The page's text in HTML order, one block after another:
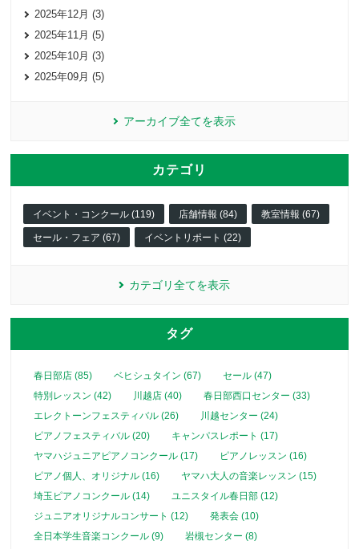
2025年12月 (3)
2025年11月 (5)
2025年10月 (3)
2025年09月 (5)
アーカイブ全てを表示
カテゴリ
イベント・コンクール (119) 店舗情報 (84) 教室情報 (67)
セール・フェア (67) イベントリポート (22)
カテゴリ全てを表示
タグ
春日部店 (85) ベヒシュタイン (67)
セール (47)
特別レッスン (42)
川越店 (40)
春日部西口センター (33)
エレクトーンフェスティバル (26)
川越センター (24)
ピアノフェスティバル (20)
キャンパスレポート (17)
ヤマハジュニアピアノコンクール (17)
ピアノレッスン (16)
ピアノ個人、オリジナル (16)
ヤマハ大人の音楽レッスン (15)
埼玉ピアノコンクール (14)
ユニスタイル春日部 (12)
ジュニアオリジナルコンサート (12)
発表会 (10)
全日本学生音楽コンクール (9)
岩槻センター (8)